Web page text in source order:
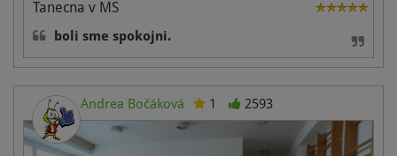
Tanecna v MS
boli sme spokojni.
Andrea Bočáková 1 2593